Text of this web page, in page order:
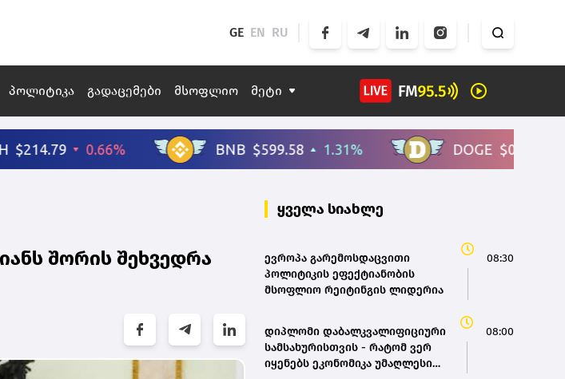
GE EN RU
პოლიტიკა გადაცემები მსოფლიო მეტი
შორის შეხვედრა
ყველა სიახლე
ევროპა გარემოსდაცვითი
პოლიტიკის ეფექტიანობის
მსოფლიო რეიტინგის ლიდერია
08:30
დიპლომი დაბალკვალიფიციური
სამსახურისთვის - რატომ ვერ
იყენებს ეკონომიკა უმაღლესი
08:00